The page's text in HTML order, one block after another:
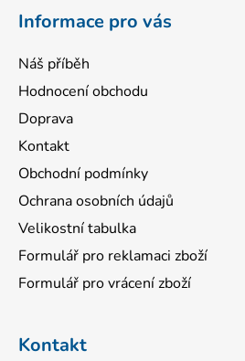
Informace pro vás
Náš příběh
Hodnocení obchodu
Doprava
Kontakt
Obchodní podmínky
Ochrana osobních údajů
Velikostní tabulka
Formulář pro reklamaci zboží
Formulář pro vrácení zboží
Kontakt